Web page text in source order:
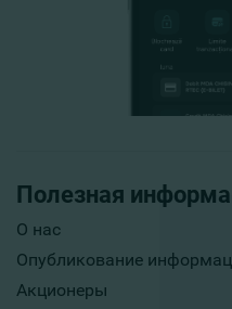
Полезная
О нас
Опубликование
Акционеры